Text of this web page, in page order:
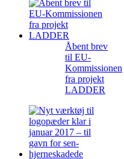
Åbent brev
til EU-
Kommissionen
fra projekt
LADDER